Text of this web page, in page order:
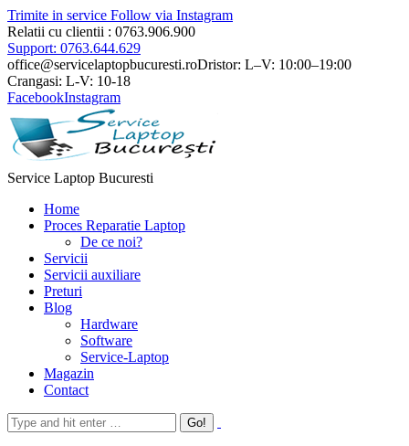
Trimite in service Follow via Instagram
Relatii cu clientii : 0763.906.900
Support: 0763.644.629
office@servicelaptopbucuresti.roDristor: L–V: 10:00–19:00
Crangasi: L-V: 10-18
FacebookInstagram
Service Laptop Bucuresti
Home
Proces Reparatie Laptop
De ce noi?
Servicii
Servicii auxiliare
Preturi
Blog
Hardware
Software
Service-Laptop
Magazin
Contact